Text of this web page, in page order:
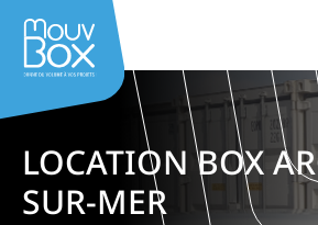
LOCATION BOX
SUR-MER